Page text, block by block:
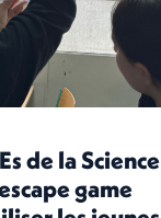
de la Science
game